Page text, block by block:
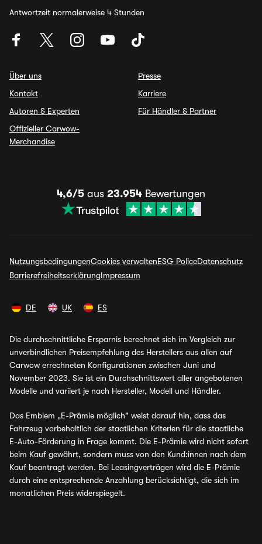
Antwortzeit normalerweise 4 Stunden
Über uns
Kontakt
Autoren & Experten
Offizieller Carwow-
Merchandise
Presse
Karriere
Für Händler & Partner
4,6/5 aus 23.954 Bewertungen
NutzungsbedingungenCookies verwaltenESG PoliceDatenschutz
BarrierefreiheitserklärungImpressum
DE UK ES
Die durchschnittliche Ersparnis berechnet sich im Vergleich zur
unverbindlichen Preisempfehlung des Herstellers aus allen auf
Carwow errechneten Konfigurationen zwischen Juni und
November 2023. Sie ist ein Durchschnittswert aller angebotenen
Modelle und variiert je nach Hersteller, Modell und Händler.
Das Emblem „E-Prämie möglich" weist darauf hin, dass das
Fahrzeug vorbehaltlich der staatlichen Kriterien für die staatliche
E-Auto-Förderung in Frage kommt. Die E-Prämie wird nicht sofort
beim Kauf gewährt, sondern muss von den Kund:innen nach dem
Kauf beantragt werden. Bei Leasingverträgen wird die E-Prämie
durch eine entsprechende Anzahlung berücksichtigt, die sich im
monatlichen Preis widerspiegelt.